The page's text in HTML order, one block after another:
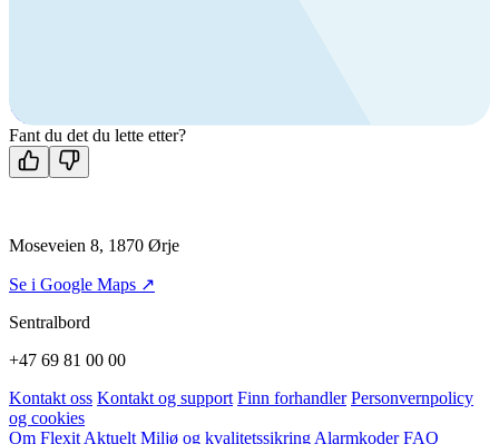
Kontakt oss
Fant du det du lette etter?
Moseveien 8, 1870 Ørje
Se i Google Maps ↗
Sentralbord
+47 69 81 00 00
Kontakt oss Kontakt og support Finn forhandler Personvernpolicy
og cookies
Om Flexit Aktuelt Miljø og kvalitetssikring Alarmkoder FAQ